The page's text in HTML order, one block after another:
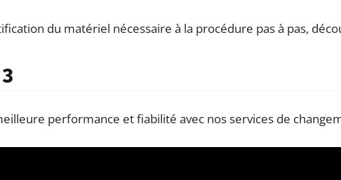
du matériel nécessaire à la procédure pas à pas,